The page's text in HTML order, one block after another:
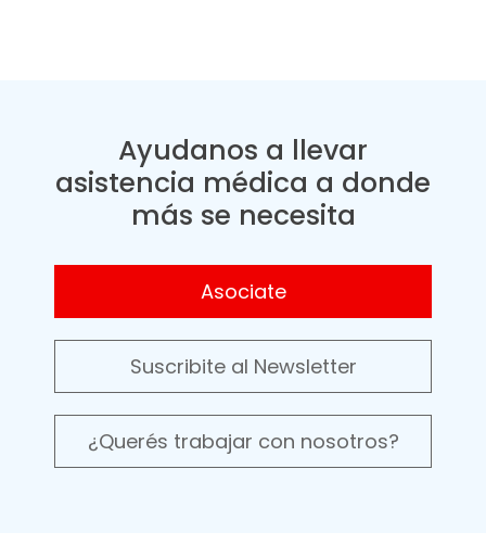
Ayudanos a llevar
asistencia médica a donde
más se necesita
Asociate
Suscribite al Newsletter
¿Querés trabajar con nosotros?